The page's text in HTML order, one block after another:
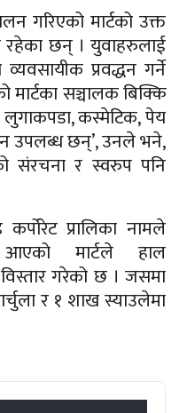
गरिएको मार्टको उक्त
रहेका छन् । युवाहरुलाई
व्यवसायीक प्रवद्धन गर्ने
मार्टका सञ्चालक बिक्कि
लुगाकपडा, कस्मेटिक, पेय
उपलब्ध छन्’, उनले भने,
संरचना र स्वरुप पनि
प्रालिका नामले
आएको मार्टले हाल
गरेको छ । जसमा
र १ शाख स्याउलेमा